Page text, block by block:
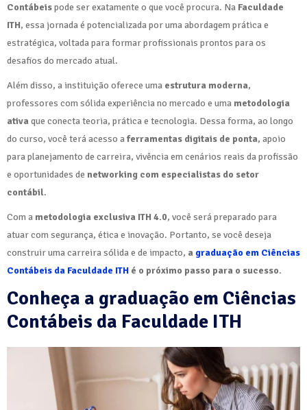
Contábeispode ser exatamente o que você procura. Na Faculdade
ITH, essa jornada é potencializada por uma abordagem prática e
estratégica, voltada para formar profissionais prontos para os
desafios do mercado atual.
Além disso, a instituição oferece uma estrutura moderna,
professores com sólida experiência no mercado e uma metodologia
ativa que conecta teoria, prática e tecnologia. Dessa forma, ao longo
do curso, você terá acesso aferramentas digitais de ponta, apoio
para planejamento de carreira, vivência em cenários reais da profissão
e oportunidades de networking com especialistas do setor
contábil.
Com a metodologia exclusiva ITH 4.0, você será preparado para
atuar com segurança, ética e inovação. Portanto, se você deseja
construir uma carreira sólida e de impacto, a graduação em Ciências
Contábeis da Faculdade ITH é o próximo passo para o sucesso.
Conheça a graduação em Ciências
Contábeis da Faculdade ITH